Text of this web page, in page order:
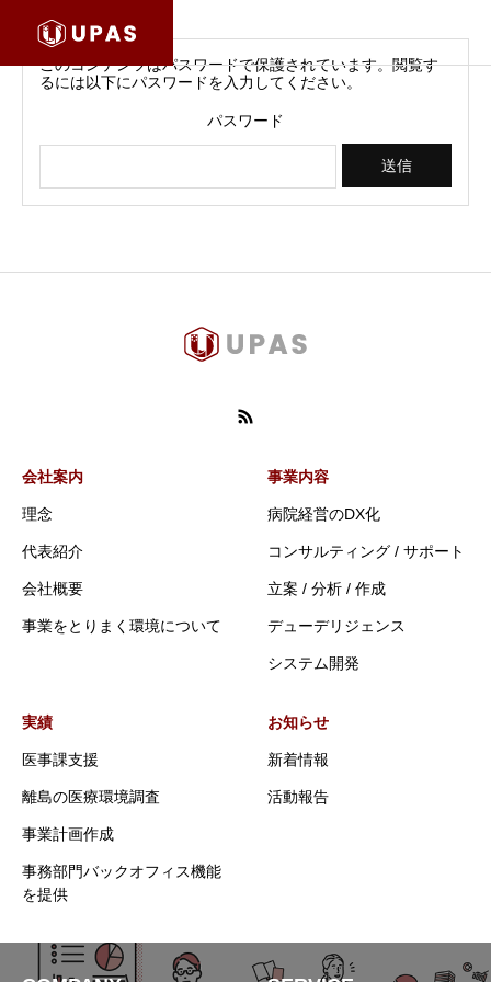
このコンテンツはパスワードで保護されています。閲覧す
るには以下にパスワードを入力してください。
パスワード
会社案内
理念
代表紹介
会社概要
事業をとりまく環境について
事業内容
病院経営のDX化
コンサルティング / サポート
立案 / 分析 / 作成
デューデリジェンス
システム開発
実績
医事課支援
離島の医療環境調査
事業計画作成
事務部門バックオフィス機能
を提供
お知らせ
新着情報
活動報告